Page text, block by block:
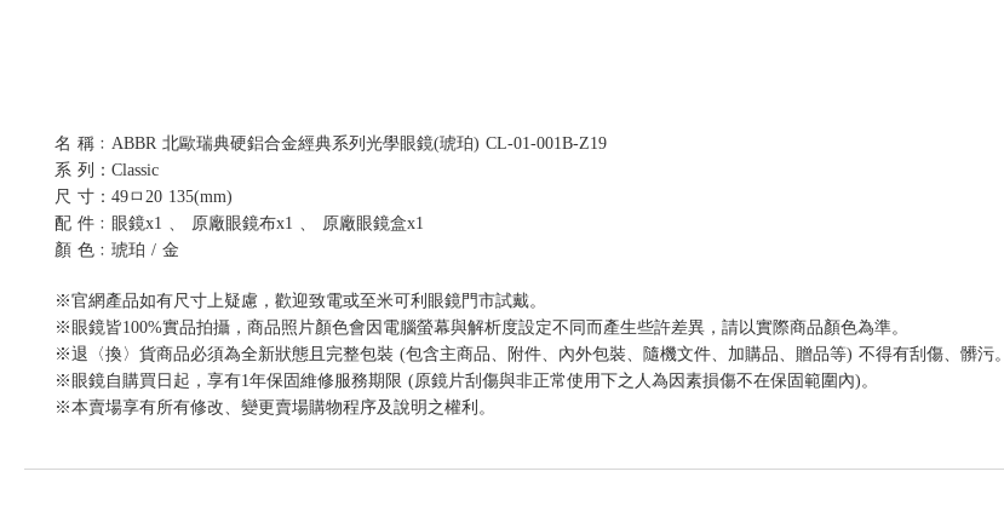
名 稱﹕ABBR 北歐瑞典硬鋁合金經典系列光學眼鏡(琥珀) CL-01-001B-Z19
系 列：Classic
尺 寸：49ㅁ20 135(mm)
配 件﹕眼鏡x1 、 原廠眼鏡布x1 、 原廠眼鏡盒x1
顏 色﹕琥珀 / 金
※官網產品如有尺寸上疑慮，歡迎致電或至米可利眼鏡門市試戴。
※眼鏡皆100%實品拍攝，商品照片顏色會因電腦螢幕與解析度設定不同而產生些許差異，請以實際商品顏色為準。
※退〈換〉貨商品必須為全新狀態且完整包裝 (包含主商品、附件、內外包裝、隨機文件、加購品、贈品等) 不得有刮傷、髒污。
※眼鏡自購買日起，享有1年保固維修服務期限 (原鏡片刮傷與非正常使用下之人為因素損傷不在保固範圍內)。
※本賣場享有所有修改、變更賣場購物程序及說明之權利。